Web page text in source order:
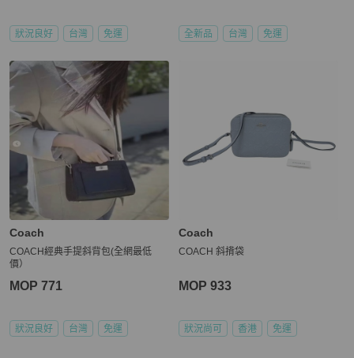
狀況良好 台灣 免運 全新品 台灣 免運
Coach
COACH經典手提斜背包(全網最低
價）
MOP 771
狀況良好 台灣 免運
Coach
COACH 斜揹袋
MOP 933
狀況尚可 香港 免運